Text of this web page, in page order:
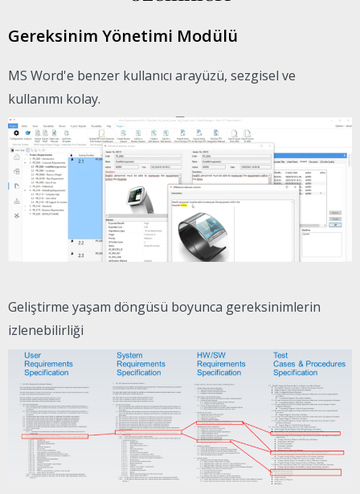
Gereksinim Yönetimi Modülü
MS Word'e benzer kullanıcı arayüzü, sezgisel ve
kullanımı kolay.
Geliştirme yaşam döngüsü boyunca gereksinimlerin
izlenebilirliği